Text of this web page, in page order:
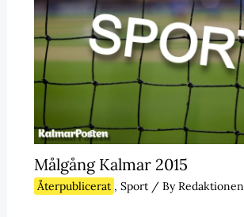
Målgång Kalmar 2015
Återpublicerat , Sport/ ByRedaktionen